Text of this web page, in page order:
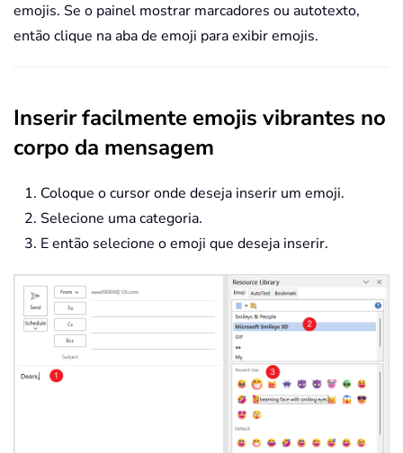
emojis. Se o painel mostrar marcadores ou autotexto,
então clique na aba de emoji para exibir emojis.
Inserir facilmente emojis vibrantes no
corpo da mensagem
Coloque o cursor onde deseja inserir um emoji.
Selecione uma categoria.
E então selecione o emoji que deseja inserir.